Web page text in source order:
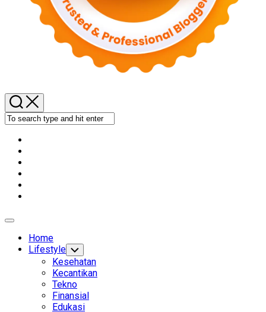
Expand
Home
Lifestyle Toggle
Child
Menu
Kesehatan
Kecantikan
Tekno
Finansial
Edukasi